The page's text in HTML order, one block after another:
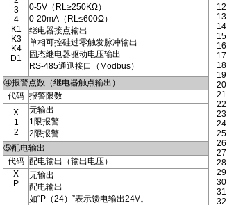
12
13
14
15
16
17
18
19
20
21
22
23
24
25
26
27
28
29
30
31
32
3
4
K1
K3
K4
D1
0-5V（RL≥250KΩ）
0-20mA（RL≤600Ω）
继电器接点输出
单相可控硅过零触发脉冲输出
固态继电器驱动电压输出
RS-485通迅接口（Modbus）
④报警点数（继电器触点输出）
代码 报警限数
X
1
2
无输出
1限报警
2限报警
⑤配电输出
代码 配电输出（输出电压）
X
P
无输出
配电输出
如“P（24）”表示馈电输出24V。